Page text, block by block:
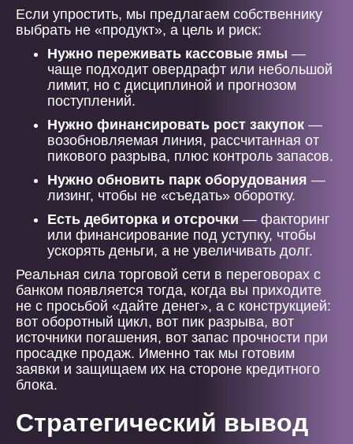
Если упростить, мы предлагаем собственнику
выбрать не «продукт», а цель и риск:
Нужно переживать кассовые ямы —
чаще подходит овердрафт или небольшой
лимит, но с дисциплиной и прогнозом
поступлений.
Нужно финансировать рост закупок —
возобновляемая линия, рассчитанная от
пикового разрыва, плюс контроль запасов.
Нужно обновить парк оборудования —
лизинг, чтобы не «съедать» оборотку.
Есть дебиторка и отсрочки — факторинг
или финансирование под уступку, чтобы
ускорять деньги, а не увеличивать долг.
Реальная сила торговой сети в переговорах с
банком появляется тогда, когда вы приходите
не с просьбой «дайте денег», а с конструкцией:
вот оборотный цикл, вот пик разрыва, вот
источники погашения, вот запас прочности при
просадке продаж. Именно так мы готовим
заявки и защищаем их на стороне кредитного
блока.
Стратегический вывод